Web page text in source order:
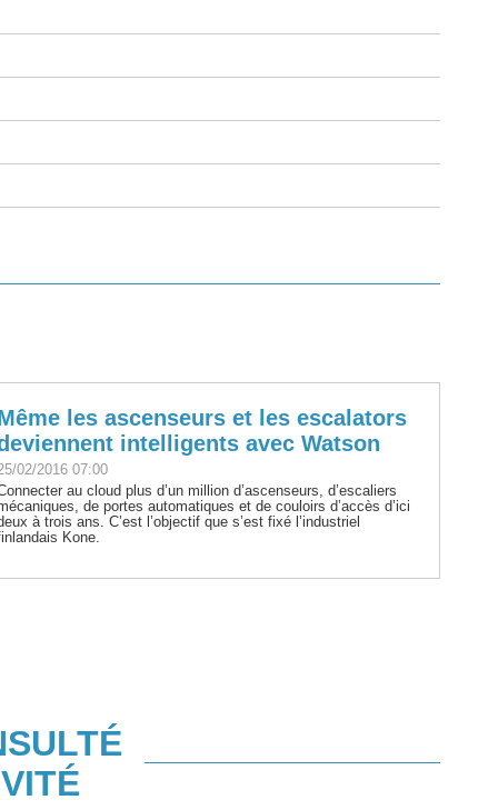
les ascenseurs et les escalators
intelligents avec Watson
02/2016 07:00
au cloud plus d’un million d’ascenseurs, d’escaliers
de portes automatiques et de couloirs d’accès d’ici
à trois ans. C’est l’objectif que s’est fixé l’industriel
Kone.